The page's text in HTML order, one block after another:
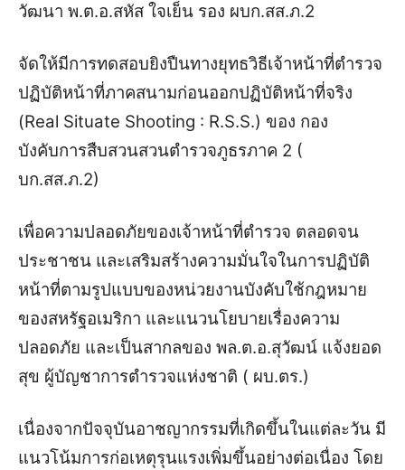
วัฒนา พ.ต.อ.สหัส ใจเย็น รอง ผบก.สส.ภ.2
จัดให้มีการทดสอบยิงปืนทางยุทธวิธีเจ้าหน้าที่ตำรวจ
ปฏิบัติหน้าที่ภาคสนามก่อนออกปฏิบัติหน้าที่จริง
(Real Situate Shooting : R.S.S.) ของ กอง
บังคับการสืบสวนสวนตำรวจภูธรภาค 2 (
บก.สส.ภ.2)
เพื่อความปลอดภัยของเจ้าหน้าที่ตำรวจ ตลอดจน
ประชาชน และเสริมสร้างความมั่นใจในการปฏิบัติ
หน้าที่ตามรูปแบบของหน่วยงานบังคับใช้กฎหมาย
ของสหรัฐอเมริกา และแนวนโยบายเรื่องความ
ปลอดภัย และเป็นสากลของ พล.ต.อ.สุวัฒน์ แจ้งยอด
สุข ผู้บัญชาการตำรวจแห่งชาติ ( ผบ.ตร.)
เนื่องจากปัจจุบันอาชญากรรมที่เกิดขึ้นในแต่ละวัน มี
แนวโน้มการก่อเหตุรุนแรงเพิ่มขึ้นอย่างต่อเนื่อง โดย